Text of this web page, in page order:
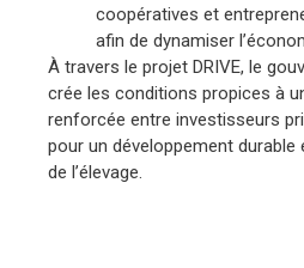
coopératives et
afin de dynamiser
À travers le projet DRIVE, le
crée les conditions propices à
renforcée entre investisseurs
pour un développement
de l’élevage.